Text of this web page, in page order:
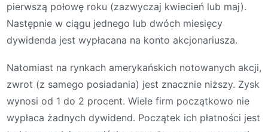
pierwszą połowę roku (zazwyczaj kwiecień lub maj).
Następnie w ciągu jednego lub dwóch miesięcy
dywidenda jest wypłacana na konto akcjonariusza.
Natomiast na rynkach amerykańskich notowanych akcji,
zwrot (z samego posiadania) jest znacznie niższy. Zysk
wynosi od 1 do 2 procent. Wiele firm początkowo nie
wypłaca żadnych dywidend. Początek ich płatności jest